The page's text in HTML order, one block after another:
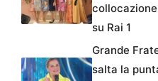
su Rai 1
Grande
salta la